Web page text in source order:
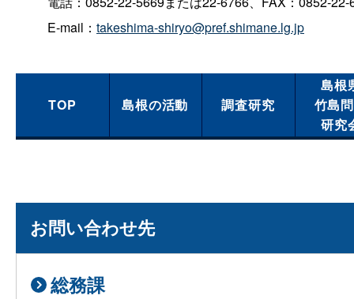
E-mail： takeshima-shiryo@pref.shimane.lg.jp
TOP 島根の活動 調査研究
島根
竹島
研究
お問い合わせ先
総務課